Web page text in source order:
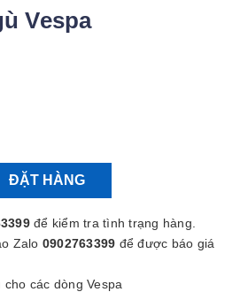
Vespa
ĐẶT HÀNG
để kiểm tra tình trạng hàng.
Zalo 0902763399 để được báo giá
các dòng Vespa